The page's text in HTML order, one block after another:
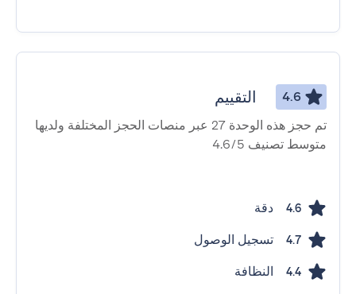
4.6 التقييم
تم حجز هذه الوحدة 27 عبر منصات الحجز المختلفة ولديها
متوسط ​​تصنيف 4.6/5
4.6 دقة
4.7 تسجيل الوصول
4.4 النظافة